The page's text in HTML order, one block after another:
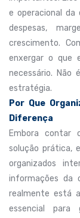
e operacional da
despesas,
crescimento.
enxergar o que
necessário. Não
estratégia.
Por Que
Diferença
Embora contar
solução prática,
organizados
informações da
realmente está
essencial para